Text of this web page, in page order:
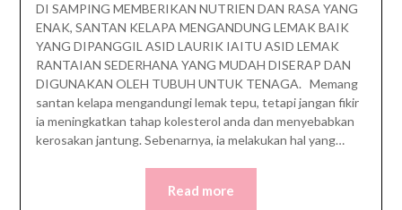
DI SAMPING MEMBERIKAN NUTRIEN DAN RASA YANG
ENAK, SANTAN KELAPA MENGANDUNG LEMAK BAIK
YANG DIPANGGIL ASID LAURIK IAITU ASID LEMAK
RANTAIAN SEDERHANA YANG MUDAH DISERAP DAN
DIGUNAKAN OLEH TUBUH UNTUK TENAGA. Memang
santan kelapa mengandungi lemak tepu, tetapi jangan fikir
ia meningkatkan tahap kolesterol anda dan menyebabkan
kerosakan jantung. Sebenarnya, ia melakukan hal yang…
Read more